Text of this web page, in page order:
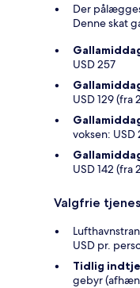
Der
Denne skat
USD 257
USD 129 (fra
voksen: USD
USD 142 (fra
Valgfrie
USD pr.
Tidlig
gebyr